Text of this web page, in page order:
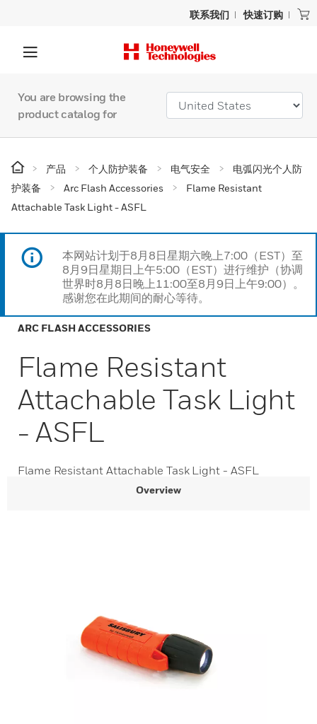
联系我们 快速订购
You are browsing the
product catalog for
产品 个人防护装备 电气安全
电弧闪光个人防
护装备
Arc Flash Accessories
Flame Resistant
Attachable Task Light - ASFL
本网站计划于8月8日星期六晚上7:00（EST）至
8月9日星期日上午5:00（EST）进行维护（协调
世界时8月8日晚上11:00至8月9日上午9:00）。
感谢您在此期间的耐心等待。
ARC FLASH ACCESSORIES
Flame Resistant
Attachable Task Light
- ASFL
Flame Resistant Attachable Task Light - ASFL
Overview